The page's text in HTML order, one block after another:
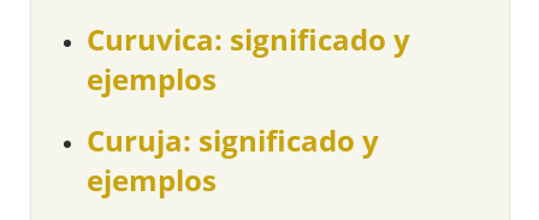
Curuvica: significado y
ejemplos
Curuja: significado y
ejemplos